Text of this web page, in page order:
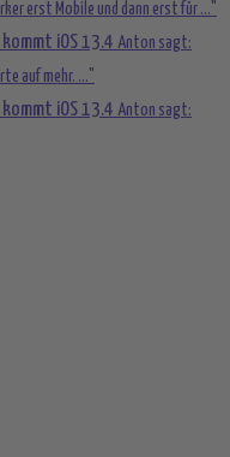
erst Mobile und dann erst für ..."
iOS 13.4 Anton sagt:
auf mehr. ..."
iOS 13.4 Anton sagt: